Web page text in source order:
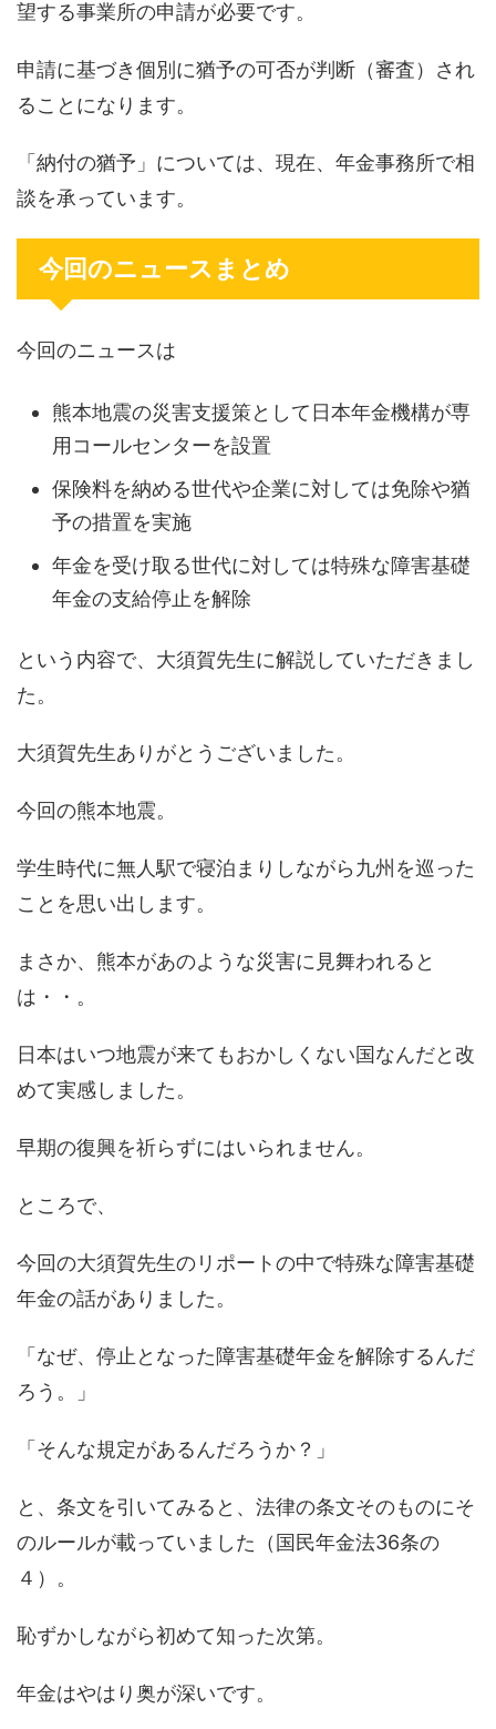
望する事業所の申請が必要です。
申請に基づき個別に猶予の可否が判断（審査）され
ることになります。
「納付の猶予」については、現在、年金事務所で相
談を承っています。
今回のニュースまとめ
今回のニュースは
熊本地震の災害支援策として日本年金機構が専
用コールセンターを設置
保険料を納める世代や企業に対しては免除や猶
予の措置を実施
年金を受け取る世代に対しては特殊な障害基礎
年金の支給停止を解除
という内容で、大須賀先生に解説していただきまし
た。
大須賀先生ありがとうございました。
今回の熊本地震。
学生時代に無人駅で寝泊まりしながら九州を巡った
ことを思い出します。
まさか、熊本があのような災害に見舞われると
は・・。
日本はいつ地震が来てもおかしくない国なんだと改
めて実感しました。
早期の復興を祈らずにはいられません。
ところで、
今回の大須賀先生のリポートの中で特殊な障害基礎
年金の話がありました。
「なぜ、停止となった障害基礎年金を解除するんだ
ろう。」
「そんな規定があるんだろうか？」
と、条文を引いてみると、法律の条文そのものにそ
のルールが載っていました（国民年金法36条の
４）。
恥ずかしながら初めて知った次第。
年金はやはり奥が深いです。